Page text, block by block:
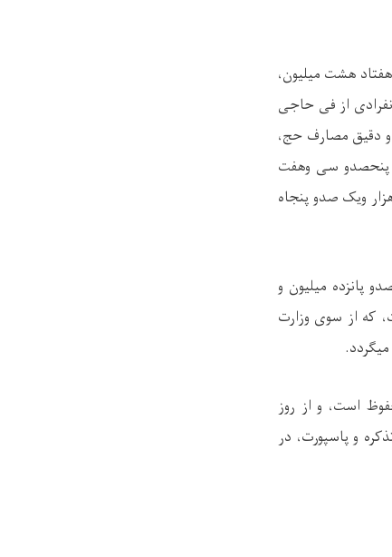
هشت میلیون،
از فی حاجی
و دقیق مصارف حج،
پنحصدو سی وهفت
ویک صدو پنجاه
پانزده میلیون و
که از سوی وزارت
است، و از روز
و پاسپورت، در